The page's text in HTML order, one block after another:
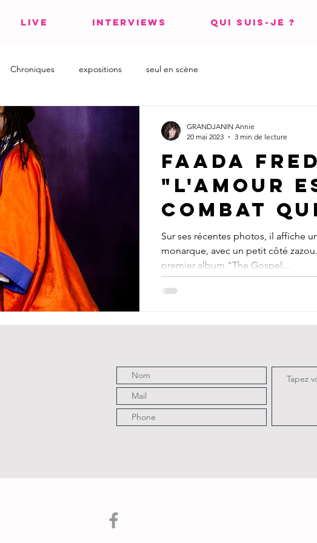
LIVE INTERVIEWS QUI SUIS-JE ?
Chroniques expositions seul en scène
Faada
"l'amour
combat
doit
les jours
Sur ses récentes photos, il affiche
monarque, avec un petit côté
premier album "The Gospel...
GRANDJANIN Annie
20 mai 2023
3 min de lecture